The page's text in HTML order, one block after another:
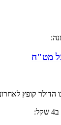
מט"ח
הדולר קופץ